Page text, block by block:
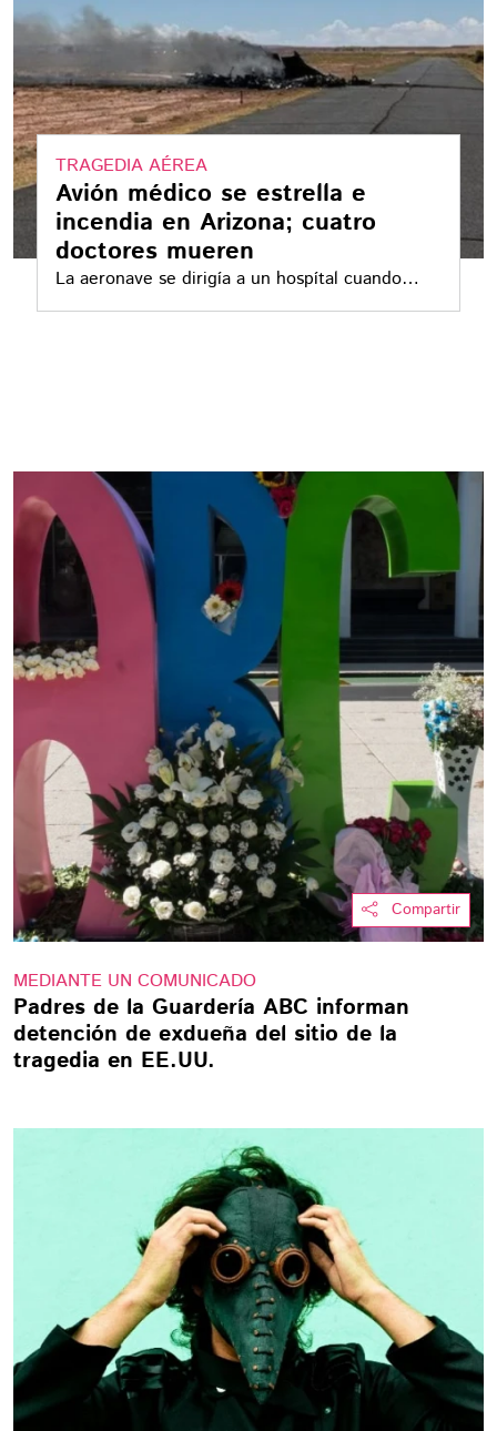
TRAGEDIA AÉREA
Avión médico se estrella e
incendia en Arizona; cuatro
doctores mueren
La aeronave se dirigía a un hospítal cuando
ocurrió el accidente
Compartir
MEDIANTE UN COMUNICADO
Padres de la Guardería ABC informan
detención de exdueña del sitio de la
tragedia en EE.UU.